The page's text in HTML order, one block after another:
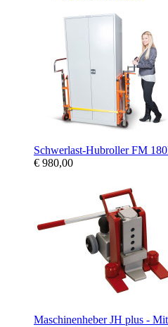
Schwerlast-Hubroller FM
€ 980,00
Maschinenheber JH plus -